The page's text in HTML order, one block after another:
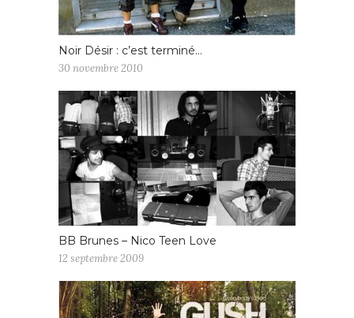
Noir Désir : c’est terminé…
30 novembre 2010
BB Brunes – Nico Teen Love
12 septembre 2009